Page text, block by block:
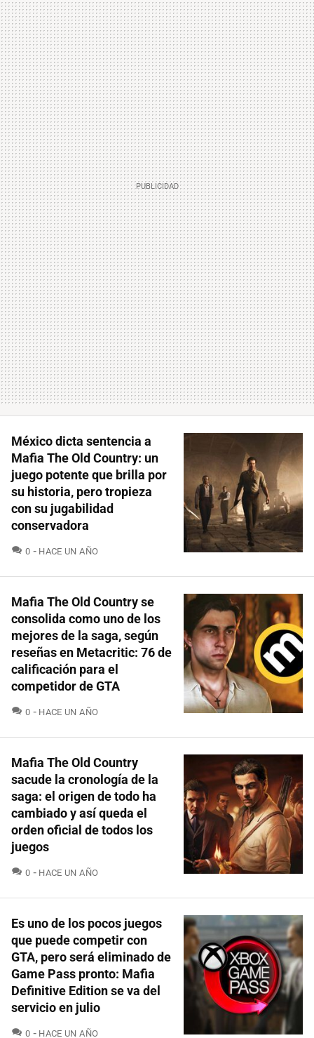
México dicta sentencia a
Mafia The Old Country: un
juego potente que brilla por
su historia, pero tropieza
con su jugabilidad
conservadora
0 COMENTARIOS
HACE UN AÑO
Mafia The Old Country se
consolida como uno de los
mejores de la saga, según
reseñas en Metacritic: 76 de
calificación para el
competidor de GTA
0 COMENTARIOS
HACE UN AÑO
Mafia The Old Country
sacude la cronología de la
saga: el origen de todo ha
cambiado y así queda el
orden oficial de todos los
juegos
0 COMENTARIOS
HACE UN AÑO
Es uno de los pocos juegos
que puede competir con
GTA, pero será eliminado de
Game Pass pronto: Mafia
Definitive Edition se va del
servicio en julio
0 COMENTARIOS
HACE UN AÑO